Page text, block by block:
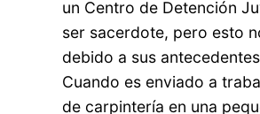
un Centro de Detención
ser sacerdote, pero esto
debido a sus
Cuando es enviado a
de carpintería en una